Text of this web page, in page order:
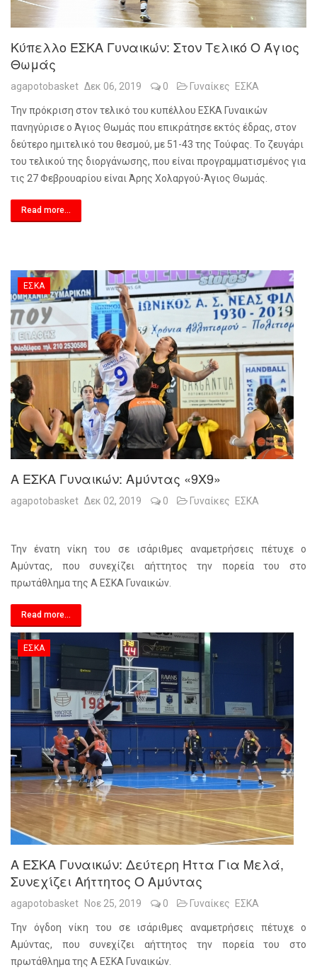
Κύπελλο ΕΣΚΑ Γυναικών: Στον Τελικό Ο Άγιος
Θωμάς
agapotobasket Δεκ 06, 2019 0 Γυναίκες ΕΣΚΑ
Την πρόκριση στον τελικό του κυπέλλου ΕΣΚΑ Γυναικών
πανηγύρισε ο Άγιος Θωμάς που επικράτησε εκτός έδρας, στον
δεύτερο ημιτελικό του θεσμού, με 51-43 της Τούφας. Το ζευγάρι
του τελικού της διοργάνωσης, που είναι προγραμματισμένος για
τις 27 Φεβρουαρίου είναι Άρης Χολαργού-Άγιος Θωμάς.
Read more...
ΕΣΚΑ
Α ΕΣΚΑ Γυναικών: Αμύντας «9Χ9»
agapotobasket Δεκ 02, 2019 0 Γυναίκες ΕΣΚΑ
Την ένατη νίκη του σε ισάριθμες αναμετρήσεις πέτυχε ο
Αμύντας, που συνεχίζει αήττητος την πορεία του στο
πρωτάθλημα της Α ΕΣΚΑ Γυναικών.
Read more...
ΕΣΚΑ
Α ΕΣΚΑ Γυναικών: Δεύτερη Ήττα Για Μελά,
Συνεχίζει Αήττητος Ο Αμύντας
agapotobasket Νοε 25, 2019 0 Γυναίκες ΕΣΚΑ
Την όγδοη νίκη του σε ισάριθμες αναμετρήσεις πέτυχε ο
Αμύντας, που συνεχίζει αήττητος την πορεία του στο
πρωτάθλημα της Α ΕΣΚΑ Γυναικών.